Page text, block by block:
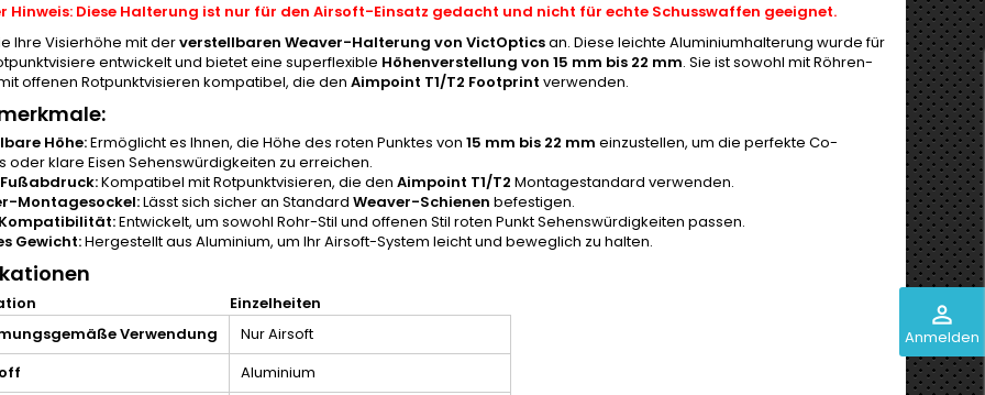
perm_identity
Anmelden
Hinweis: Diese Halterung ist nur für den Airsoft-Einsatz gedacht und nicht für echte Schusswaffen geeignet.
Ihre Visierhöhe mit derverstellbaren Weaver-Halterung von VictOpticsan. Diese leichte Aluminiumhalterung wurde für
entwickelt und bietet eine superflexible Höhenverstellung von 15 mm bis 22 mm. Sie ist sowohl mit Röhren-
offenen Rotpunktvisieren kompatibel, die den Aimpoint T1/T2 Footprint verwenden.
Höhe:Ermöglicht es Ihnen, die Höhe des roten Punktes von 15 mm bis 22 mm einzustellen, um die perfekte Co-
oder klare Eisen Sehenswürdigkeiten zu erreichen.
Kompatibel mit Rotpunktvisieren, die den Aimpoint T1/T2 Montagestandard verwenden.
Montagesockel:Lässt sich sicher an Standard Weaver-Schienen befestigen.
Entwickelt, um sowohl Rohr-Stil und offenen Stil roten Punkt Sehenswürdigkeiten passen.
Gewicht:Hergestellt aus Aluminium, um Ihr Airsoft-System leicht und beweglich zu halten.
Einzelheiten
Verwendung
Nur Airsoft
Aluminium